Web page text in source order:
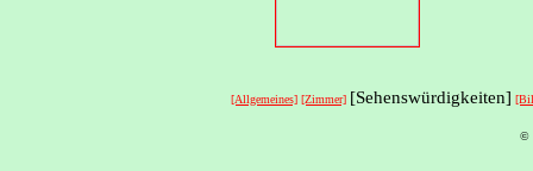
[Allgemeines] [Zimmer] [Sehenswürdigkeiten]
©